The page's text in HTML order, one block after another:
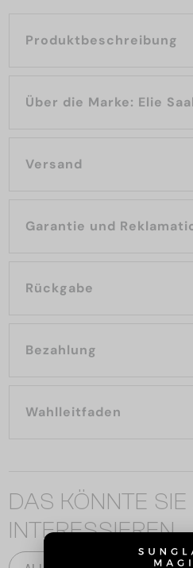
Produktbeschreibung
Über die Marke: Elie
Versand
Garantie und
Rückgabe
Bezahlung
Wahlleitfaden
DAS KÖNNTE
INTERESSIEREN